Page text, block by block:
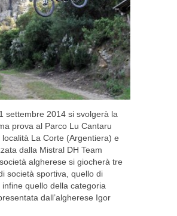
settembre 2014 si svolgerà la
prova al Parco Lu Cantaru
La Corte (Argentiera) e
dalla Mistral DH Team
algherese si giocherà tre
società sportiva, quello di
infine quello della categoria
dall’algherese Igor